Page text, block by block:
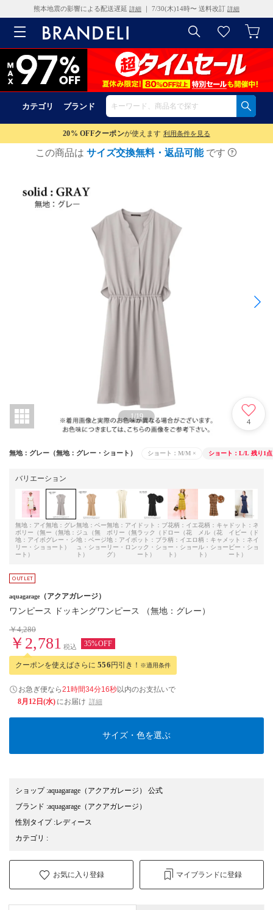
熊本地震の影響による配送遅延 詳細 ｜ 7/30(木)14時〜 送料改訂 詳細
カテゴリ ブランド
20% OFFクーポンが使えます 利用条件を見る
この商品は サイズ交換無料・返品可能 です
1/19
4
無地：グレー（無地：グレー・ショート） ショート：M/M × ショート：L/L 残り1点
バリエーション
無地：アイ
ボリー（無
地：アイボ
リー・ショ
ート）
無地：グレ
ー（無地：
グレー・シ
ョート）
無地：ベー
ジュ（無
地：ベージ
ュ・ショー
ト）
無地：アイ
ボリー（無
地：アイボ
リー・ロン
グ）
ドット：ブ
ラック（ド
ット：ブラ
ック・ショ
ート）
花柄：イエ
ロー（花
柄：イエロ
ー・ショー
ト）
花柄：キャ
メル（花
柄：キャメ
ル・ショー
ト）
ドット：ネ
イビー（ド
ット：ネイ
ビー・ショ
ート）
aquagarage （アクアガレージ）
ワンピース ドッキングワンピース （無地：グレー）
￥4,280
￥2,781 税込 35%OFF
クーポンを使えばさらに 556円引き！ ※適用条件
お急ぎ便なら21時間34分15秒以内のお支払いで
8月12日(水) にお届け 詳細
サイズ・色を選ぶ
ショップ:aquagarage（アクアガレージ） 公式
ブランド :aquagarage （アクアガレージ）
性別タイプ:レディース
カテゴリ :
お気に入り登録 マイブランドに登録